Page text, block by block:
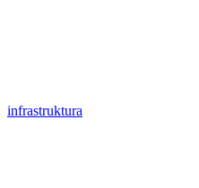
infrastruktura